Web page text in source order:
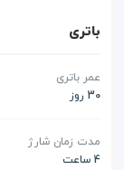
باتری
عمر باتری
30 روز
مدت زمان شارژ
4 ساعت